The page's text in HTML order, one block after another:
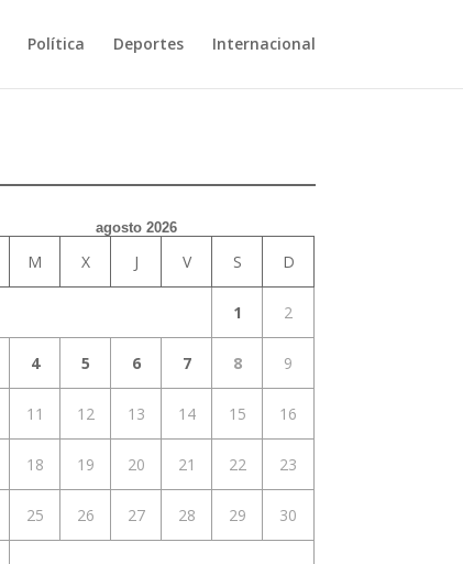
Política Deportes Internacional
agosto 2026
M X J V S D
1 2
4 5 6 7 8 9
11 12 13 14 15 16
18 19 20 21 22 23
25 26 27 28 29 30